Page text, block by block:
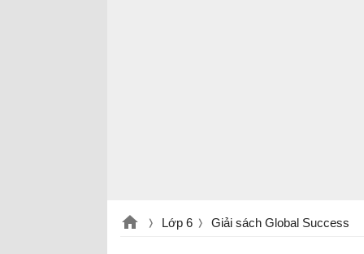
Lớp 6 Giải sách Global Success